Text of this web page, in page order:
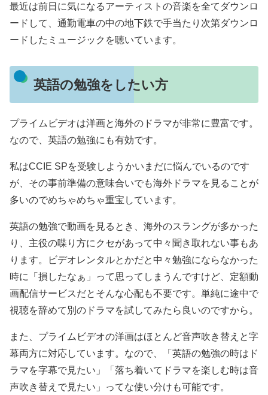
最近は前日に気になるアーティストの音楽を全てダウンロ
ードして、通勤電車の中の地下鉄で手当たり次第ダウンロ
ードしたミュージックを聴いています。
英語の勉強をしたい方
プライムビデオは洋画と海外のドラマが非常に豊富です。
なので、英語の勉強にも有効です。
私はCCIE SPを受験しようかいまだに悩んでいるのです
が、その事前準備の意味合いでも海外ドラマを見ることが
多いのでめちゃめちゃ重宝しています。
英語の勉強で動画を見るとき、海外のスラングが多かった
り、主役の喋り方にクセがあって中々聞き取れない事もあ
ります。ビデオレンタルとかだと中々勉強にならなかった
時に「損したなぁ」って思ってしまうんですけど、定額動
画配信サービスだとそんな心配も不要です。単純に途中で
視聴を辞めて別のドラマを試してみたら良いのですから。
また、プライムビデオの洋画はほとんど音声吹き替えと字
幕両方に対応しています。なので、「英語の勉強の時はド
ラマを字幕で見たい」「落ち着いてドラマを楽しむ時は音
声吹き替えで見たい」ってな使い分けも可能です。